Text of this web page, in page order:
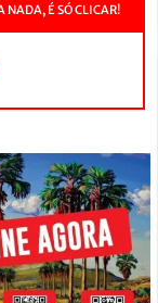
NADA, É SÓ CLICAR!